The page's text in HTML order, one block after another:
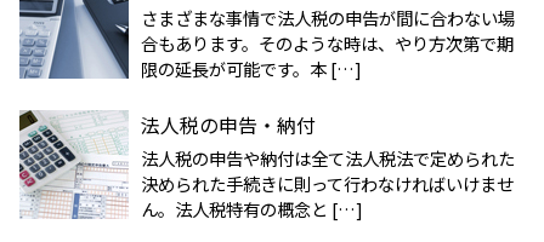
さまざまな事情で法人税の申告が間に合わない場
合もあります。そのような時は、やり方次第で期
限の延長が可能です。本 […]
法人税の申告・納付
法人税の申告や納付は全て法人税法で定められた
決められた手続きに則って行わなければいけませ
ん。法人税特有の概念と […]